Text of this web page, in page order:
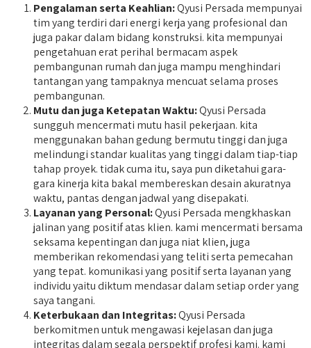
Pengalaman serta Keahlian:Qyusi Persada mempunyai
tim yang terdiri dari energi kerja yang profesional dan
juga pakar dalam bidang konstruksi. kita mempunyai
pengetahuan erat perihal bermacam aspek
pembangunan rumah dan juga mampu menghindari
tantangan yang tampaknya mencuat selama proses
pembangunan.
Mutu dan juga Ketepatan Waktu:Qyusi Persada
sungguh mencermati mutu hasil pekerjaan. kita
menggunakan bahan gedung bermutu tinggi dan juga
melindungi standar kualitas yang tinggi dalam tiap-tiap
tahap proyek. tidak cuma itu, saya pun diketahui gara-
gara kinerja kita bakal membereskan desain akuratnya
waktu, pantas dengan jadwal yang disepakati.
Layanan yang Personal:Qyusi Persada mengkhaskan
jalinan yang positif atas klien. kami mencermati bersama
seksama kepentingan dan juga niat klien, juga
memberikan rekomendasi yang teliti serta pemecahan
yang tepat. komunikasi yang positif serta layanan yang
individu yaitu diktum mendasar dalam setiap order yang
saya tangani.
Keterbukaan dan Integritas:Qyusi Persada
berkomitmen untuk mengawasi kejelasan dan juga
integritas dalam segala perspektif profesi kami. kami